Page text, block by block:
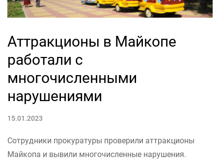
Аттракционы в Майкопе
работали с
многочисленными
нарушениями
15.01.2023
Сотрудники прокуратуры проверили аттракционы
Майкопа и вывили многочисленные нарушения.